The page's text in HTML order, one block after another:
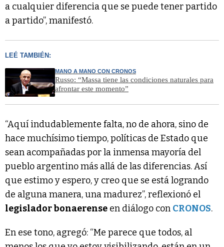
a cualquier diferencia que se puede tener partido
a partido”, manifestó.
LEÉ TAMBIÉN:
MANO A MANO CON CRONOS
Russo: “Massa tiene las condiciones naturales para
afrontar este momento”
“Aquí indudablemente falta, no de ahora, sino de
hace muchísimo tiempo, políticas de Estado que
sean acompañadas por la inmensa mayoría del
pueblo argentino más allá de las diferencias. Así
que estimo y espero, y creo que se está logrando
de alguna manera, una madurez”, reflexionó el
legislador bonaerense en diálogo con CRONOS.
En ese tono, agregó: “Me parece que todos, al